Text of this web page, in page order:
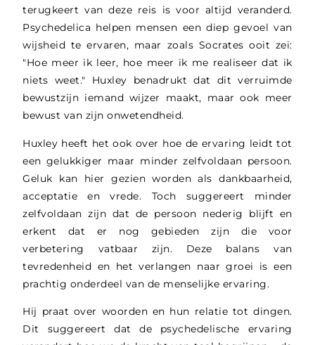
terugkeert van deze reis is voor altijd veranderd.
Psychedelica helpen mensen een diep gevoel van
wijsheid te ervaren, maar zoals Socrates ooit zei:
"Hoe meer ik leer, hoe meer ik me realiseer dat ik
niets weet." Huxley benadrukt dat dit verruimde
bewustzijn iemand wijzer maakt, maar ook meer
bewust van zijn onwetendheid.
Huxley heeft het ook over hoe de ervaring leidt tot
een gelukkiger maar minder zelfvoldaan persoon.
Geluk kan hier gezien worden als dankbaarheid,
acceptatie en vrede. Toch suggereert minder
zelfvoldaan zijn dat de persoon nederig blijft en
erkent dat er nog gebieden zijn die voor
verbetering vatbaar zijn. Deze balans van
tevredenheid en het verlangen naar groei is een
prachtig onderdeel van de menselijke ervaring.
Hij praat over woorden en hun relatie tot dingen.
Dit suggereert dat de psychedelische ervaring